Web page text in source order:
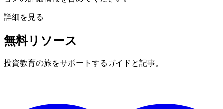
詳細を見る
無料リソース
投資教育の旅をサポートするガイドと記事。